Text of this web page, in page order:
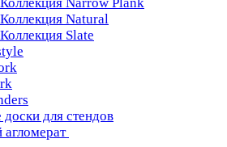
Коллекция Natural
Коллекция Slate
для стендов